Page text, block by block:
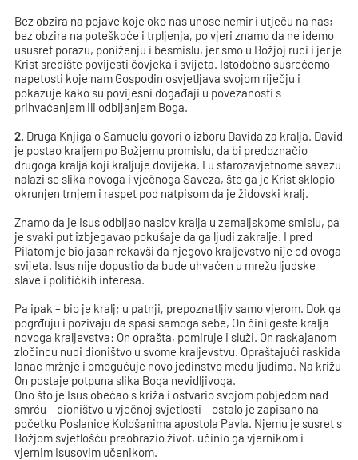
Bez obzira na pojave koje oko nas unose nemir i utječu na nas;
bez obzira na poteškoće i trpljenja, po vjeri znamo da ne idemo
ususret porazu, poniženju i besmislu, jer smo u Božjoj ruci i jer je
Krist središte povijesti čovjeka i svijeta. Istodobno susrećemo
napetosti koje nam Gospodin osvjetljava svojom riječju i
pokazuje kako su povijesni događaji u povezanosti s
prihvaćanjem ili odbijanjem Boga.
2. Druga Knjiga o Samuelu govori o izboru Davida za kralja. David
je postao kraljem po Božjemu promislu, da bi predoznačio
drugoga kralja koji kraljuje dovijeka. I u starozavjetnome savezu
nalazi se slika novoga i vječnoga Saveza, što ga je Krist sklopio
okrunjen trnjem i raspet pod natpisom da je židovski kralj.
Znamo da je Isus odbijao naslov kralja u zemaljskome smislu, pa
je svaki put izbjegavao pokušaje da ga ljudi zakralje. I pred
Pilatom je bio jasan rekavši da njegovo kraljevstvo nije od ovoga
svijeta. Isus nije dopustio da bude uhvaćen u mrežu ljudske
slave i političkih interesa.
Pa ipak – bio je kralj; u patnji, prepoznatljiv samo vjerom. Dok ga
pogrđuju i pozivaju da spasi samoga sebe, On čini geste kralja
novoga kraljevstva: On oprašta, pomiruje i služi. On raskajanom
zločincu nudi dioništvo u svome kraljevstvu. Opraštajući raskida
lanac mržnje i omogućuje novo jedinstvo među ljudima. Na križu
On postaje potpuna slika Boga nevidljivoga.
Ono što je Isus obećao s križa i ostvario svojom pobjedom nad
smrću – dioništvo u vječnoj svjetlosti – ostalo je zapisano na
početku Poslanice Kološanima apostola Pavla. Njemu je susret s
Božjom svjetlošću preobrazio život, učinio ga vjernikom i
vjernim Isusovim učenikom.